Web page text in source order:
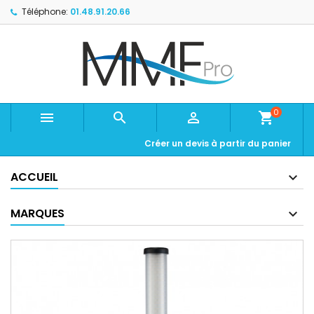
Téléphone: 01.48.91.20.66
   shopping_cart0
Créer un devis à partir du panier
ACCUEIL
MARQUES